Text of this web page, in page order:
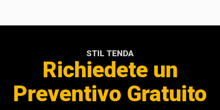
STIL TENDA
Richiedete un
Preventivo Gratuito